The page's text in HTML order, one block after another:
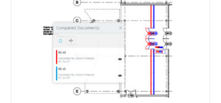
Conscientiza
Sobre
A
Poluição
Do
Plástico